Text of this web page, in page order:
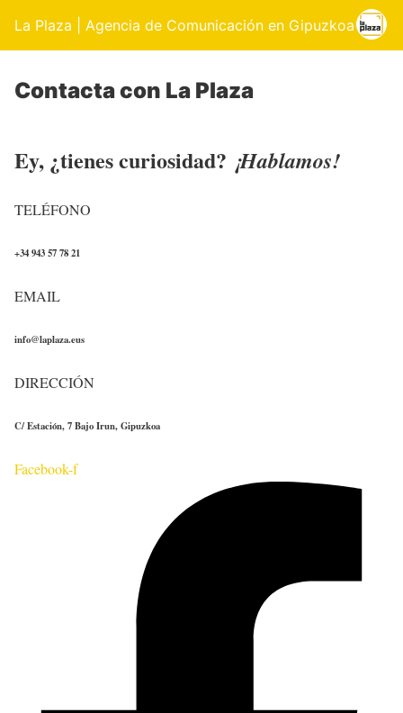
La Plaza | Agencia de Comunicación en Gipuzkoa
Contacta con La Plaza
Ey, ¿tienes curiosidad? ¡Hablamos!
TELÉFONO
+34 943 57 78 21
EMAIL
info@laplaza.eus
DIRECCIÓN
C/ Estación, 7 Bajo Irun, Gipuzkoa
Facebook-f